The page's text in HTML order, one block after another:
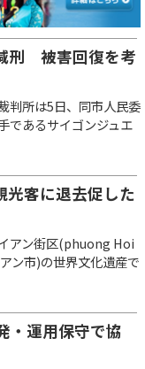
刑 被害回復を考
判所は5日、同市人民委
であるサイゴンジュエ
光客に退去促した
アン街区(phuong Hoi
ン市)の世界文化遺産で
・運用保守で協